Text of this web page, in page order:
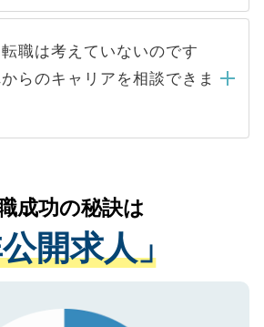
しまうと、応募が殺到する場
関が求める条件に合った人材の
介会社に依頼するケースが増え
必要はありません。内定先へ
絡はキャリアパートナーが行い
えいすることはありませんの
ください。当サイトからの登録
したご登録者様の個人情報は、
ャリアアップおよび転職活動の
に使用いたします。お預かりし
の個人データはご本人の許可
報の取り扱いについての厳密な
満たした事業者のみに付与され
バシーマークを取得済みです。
持に関してもご安心ください。
職は考えていないのです
らのキャリアを相談できま
、現在の医療機関の状況や紹介
えながら、適切なアドバイスを
だきます。すぐにご転職をされ
、長期的なサポートが可能です
ご登録ください。
成功の秘訣は
公開求人」